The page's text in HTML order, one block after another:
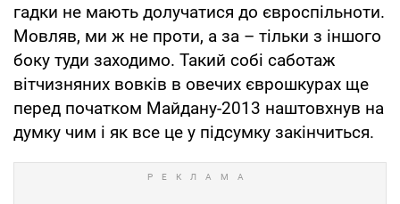
гадки не мають долучатися до євроспільноти.
Мовляв, ми ж не проти, а за – тільки з іншого
боку туди заходимо. Такий собі саботаж
вітчизняних вовків в овечих єврошкурах ще
перед початком Майдану-2013 наштовхнув на
думку чим і як все це у підсумку закінчиться.